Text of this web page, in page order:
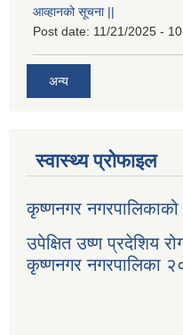
आव्हानको सूचना ||
Post date: 11/21/2025 -
अन्य
स्वास्थ्य प्रोफाइल
कृष्णनगर नगरपालिकाको
उपेक्षित उष्ण प्रदेशिय
कृष्णनगर नगरपालिका